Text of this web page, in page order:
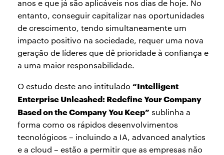
anos e que já são aplicáveis nos dias de hoje. No
entanto, conseguir capitalizar nas oportunidades
de crescimento, tendo simultaneamente um
impacto positivo na sociedade, requer uma nova
geração de líderes que dê prioridade à confiança e
a uma maior responsabilidade.
O estudo deste ano intitulado “Intelligent
Enterprise Unleashed: Redefine Your Company
Based on the Company You Keep” sublinha a
forma como os rápidos desenvolvimentos
tecnológicos – incluindo a IA, advanced analytics
e a cloud – estão a permitir que as empresas não